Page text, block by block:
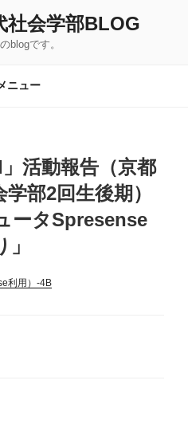
社会学部BLOG
blogです。
ニュー
活動報告（京都
部2回生後期）
ータSpresense
利用）-4B